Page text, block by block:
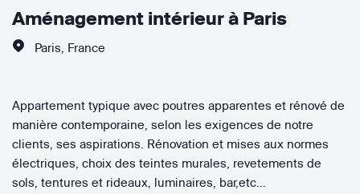
Aménagement intérieur à Paris
Paris France
Appartement typique avec poutres apparentes et rénové de
manière contemporaine, selon les exigences de notre
clients, ses aspirations. Rénovation et mises aux normes
électriques, choix des teintes murales, revetements de
sols, tentures et rideaux, luminaires, bar,etc...